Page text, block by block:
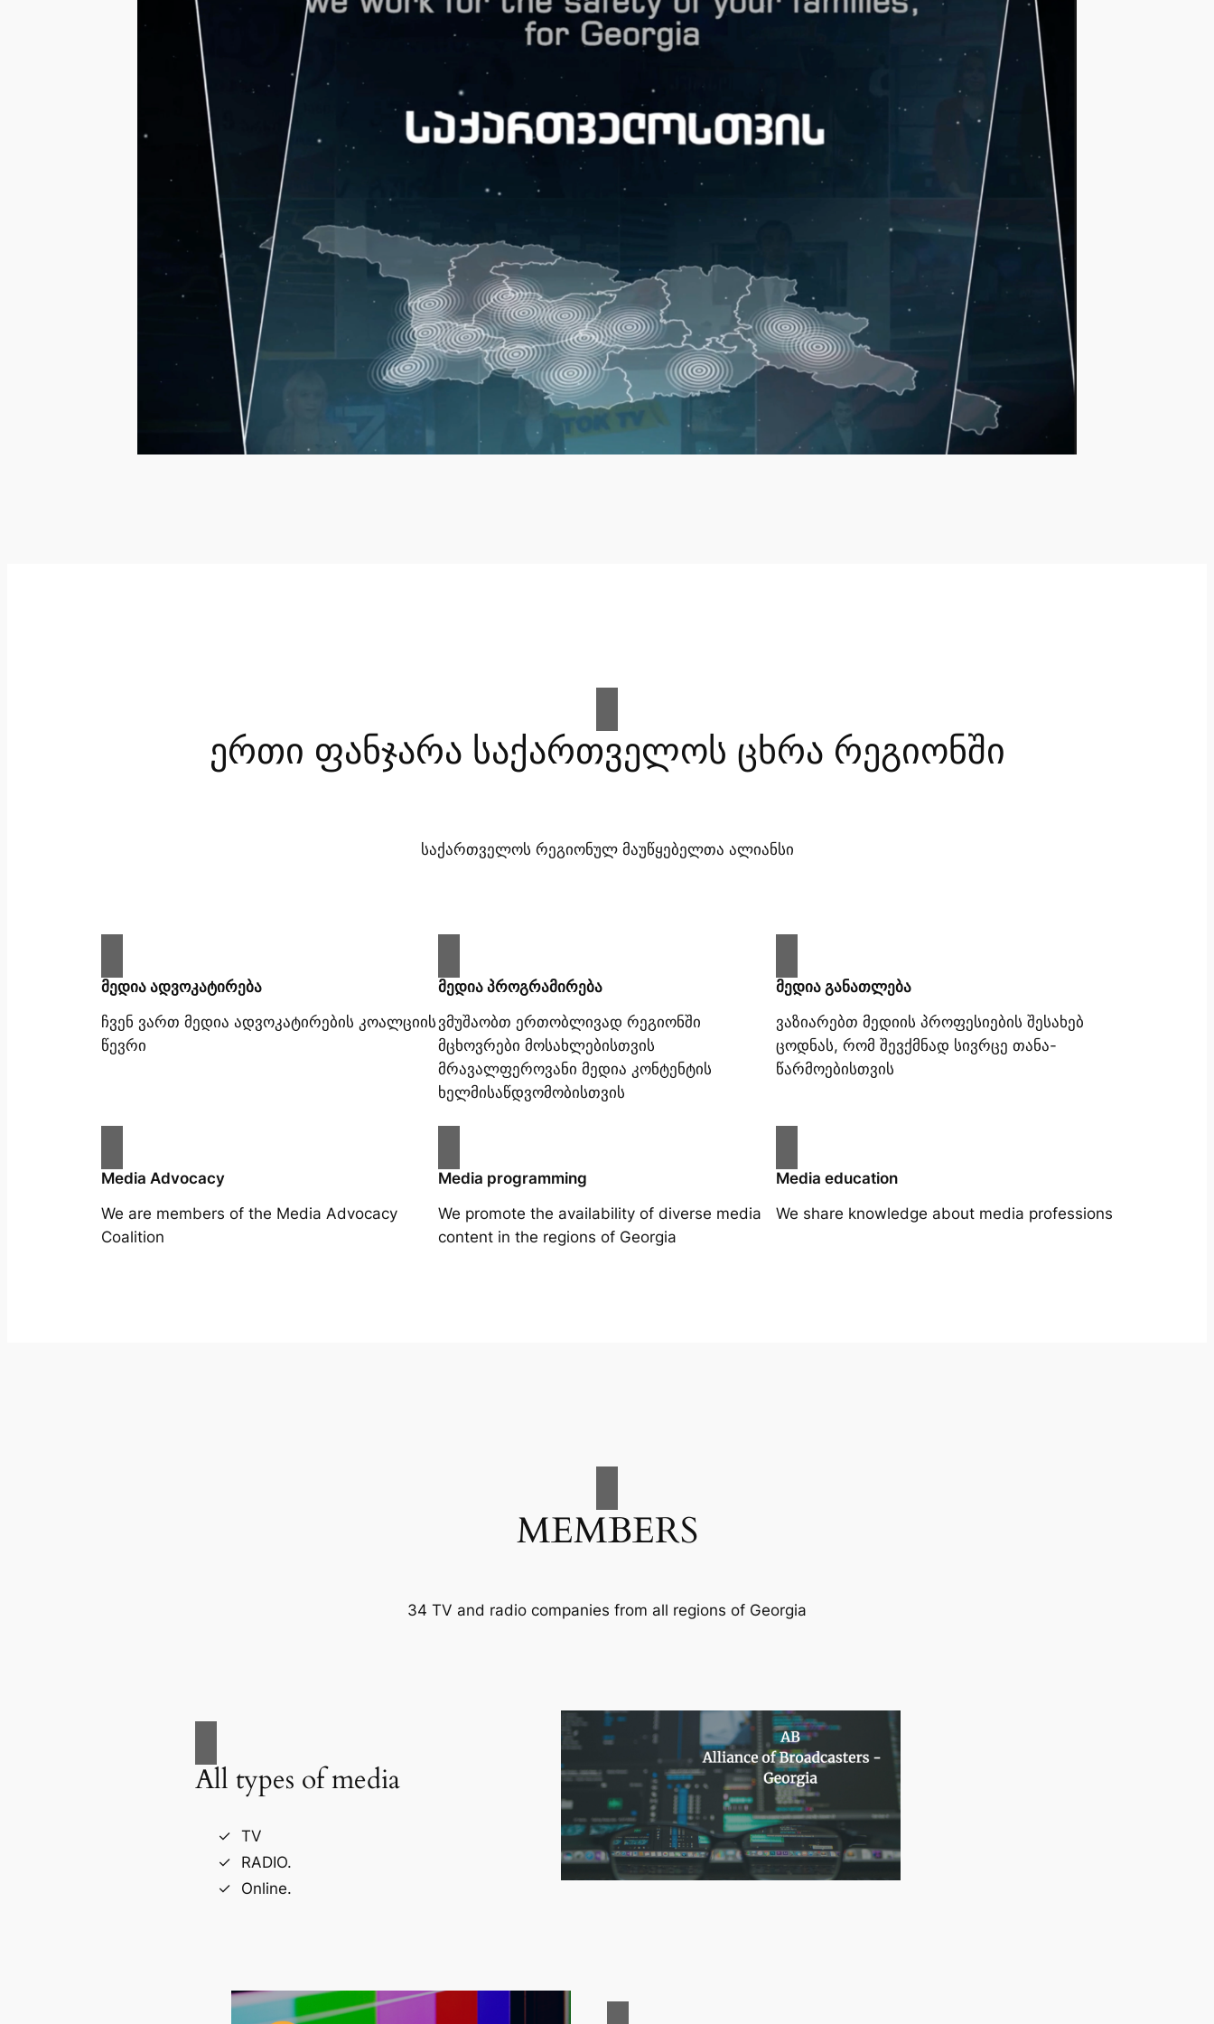
ერთი ფანჯარა საქართველოს ცხრა რეგიონში
საქართველოს რეგიონულ მაუწყებელთა ალიანსი
მედია ადვოკატირება
ჩვენ ვართ მედია ადვოკატირების კოალციის
წევრი
მედია პროგრამირება
ვმუშაობთ ერთობლივად რეგიონში
მცხოვრები მოსახლებისთვის
მრავალფეროვანი მედია კონტენტის
ხელმისაწდვომობისთვის
მედია განათლება
ვაზიარებთ მედიის პროფესიების შესახებ
ცოდნას, რომ შევქმნად სივრცე თანა-
წარმოებისთვის
Media Advocacy
We are members of the Media Advocacy
Coalition
Media programming
We promote the availability of diverse media
content in the regions of Georgia
Media education
We share knowledge about media professions
MEMBERS
34 TV and radio companies from all regions of Georgia
All types of media
TV
RADIO.
Online.